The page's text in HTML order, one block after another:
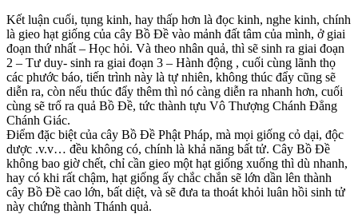
Kết luận cuối, tụng kinh, hay thấp hơn là đọc kinh, nghe kinh, chính
là gieo hạt giống của cây Bồ Đề vào mảnh đất tâm của mình, ở giai
đoạn thứ nhất – Học hỏi. Và theo nhân quả, thì sẽ sinh ra giai đoạn
2 – Tư duy- sinh ra giai đoạn 3 – Hành động , cuối cùng lãnh thọ
các phước báo, tiến trình này là tự nhiên, không thúc đẩy cũng sẽ
diễn ra, còn nếu thúc đẩy thêm thì nó càng diễn ra nhanh hơn, cuối
cùng sẽ trổ ra quả Bồ Đề, tức thành tựu Vô Thượng Chánh Đẳng
Chánh Giác.
Điểm đặc biệt của cây Bồ Đề Phật Pháp, mà mọi giống cỏ dại, độc
dược .v.v… đều không có, chính là khả năng bất tử. Cây Bồ Đề
không bao giờ chết, chỉ cần gieo một hạt giống xuống thì dù nhanh,
hay có khi rất chậm, hạt giống ấy chắc chắn sẽ lớn dần lên thành
cây Bồ Đề cao lớn, bất diệt, và sẽ đưa ta thoát khỏi luân hồi sinh tử
này chứng thành Thánh quả.